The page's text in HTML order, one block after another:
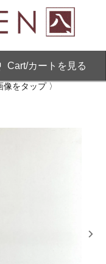
Cart/カートを見る
をタップ 〉